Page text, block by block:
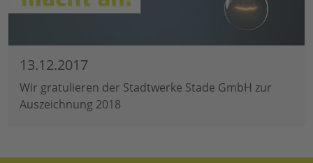
13.12.2017
Wir gratulieren der Stadtwerke Stade GmbH zur
Auszeichnung 2018